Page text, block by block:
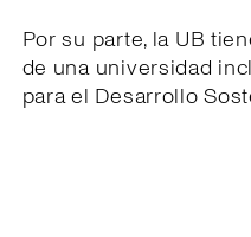
Por su parte, la UB
de una universidad
para el Desarrollo